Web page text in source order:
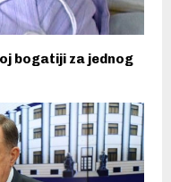
bogatiji za jednog